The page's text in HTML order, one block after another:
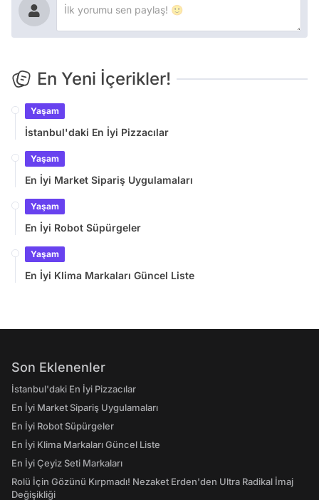
En Yeni İçerikler!
Yaşam
İstanbul'daki En İyi Pizzacılar
Yaşam
En İyi Market Sipariş Uygulamaları
Yaşam
En İyi Robot Süpürgeler
Yaşam
En İyi Klima Markaları Güncel Liste
Son Eklenenler
İstanbul'daki En İyi Pizzacılar
En İyi Market Sipariş Uygulamaları
En İyi Robot Süpürgeler
En İyi Klima Markaları Güncel Liste
En İyi Çeyiz Seti Markaları
Rolü İçin Gözünü Kırpmadı! Nezaket Erden'den Ultra Radikal İmaj
Değişikliği